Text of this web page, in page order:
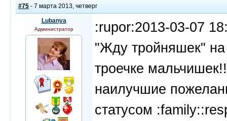
#75 - 7 марта 2013, четверг
Lubanya
Администратор
:rupor:2013-03-07
"Жду тройняшек"
троечке
наилучшие
статусом